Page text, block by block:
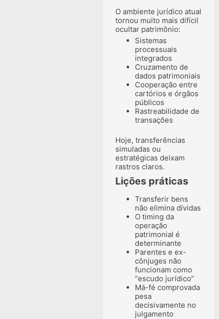
O ambiente jurídico atual
tornou muito mais difícil
ocultar patrimônio:
Sistemas
processuais
integrados
Cruzamento de
dados patrimoniais
Cooperação entre
cartórios e órgãos
públicos
Rastreabilidade de
transações
Hoje, transferências
simuladas ou
estratégicas deixam
rastros claros.
Lições práticas
Transferir bens
não elimina dívidas
O timing da
operação
patrimonial é
determinante
Parentes e ex-
cônjuges não
funcionam como
“escudo jurídico”
Má-fé comprovada
pesa
decisivamente no
julgamento